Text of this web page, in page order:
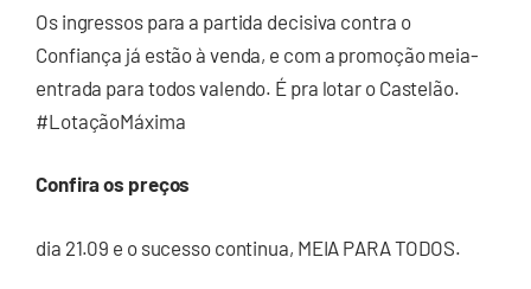
Os ingressos para a partida decisiva contra o
Confiança já estão à venda, e com a promoção meia-
entrada para todos valendo. É pra lotar o Castelão.
#LotaçãoMáxima
Confira os preços
dia 21.09 e o sucesso continua, MEIA PARA TODOS.